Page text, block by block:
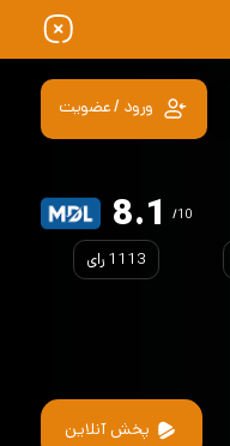
ورود / عضویت
8.1 /10
1113 رای
پخش آنلاین